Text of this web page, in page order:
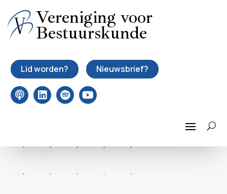
Vereniging voor
Bestuurskunde
Lid worden? Nieuwsbrief?